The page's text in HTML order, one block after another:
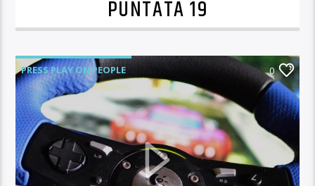
PUNTATA 19
PRESS PLAY ON PEOPLE 0